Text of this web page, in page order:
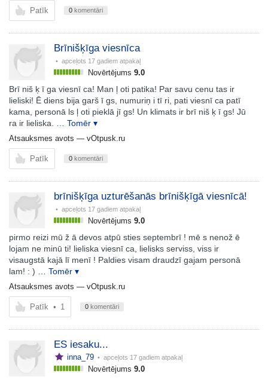
Patīk 0 komentāri
Brīnišķīga viesnīca
• apceļots 17 gadiem atpakaļ
Novērtējums 9.0
Brī niš ķ ī ga viesnī ca! Man ļ oti patika! Par savu cenu tas ir
lieliski! Ē diens bija garš ī gs, numuriņ i tī ri, pati viesnī ca patī
kama, personā ls ļ oti pieklā jī gs! Un klimats ir brī niš ķ ī gs! Jū
ra ir lieliska.
… Tomēr ▾
Atsauksmes avots — vOtpusk.ru
Patīk 0 komentāri
brīnišķīga uzturēšanās brīnišķīgā viesnīcā!
• apceļots 17 gadiem atpakaļ
Novērtējums 9.0
pirmo reizi mū ž ā devos atpū sties septembrī ! mē s nenož ē
lojam ne minū ti! lieliska viesnī ca, lielisks serviss, viss ir
visaugstā kajā lī menī ! Paldies visam draudzī gajam personā
lam! : )
… Tomēr ▾
Atsauksmes avots — vOtpusk.ru
Patīk • 1 0 komentāri
ES iesaku...
inna_79 • apceļots 17 gadiem atpakaļ
Novērtējums 9.0